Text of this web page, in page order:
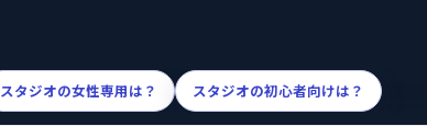
スタジオの女性専用は？ スタジオの初心者向けは？